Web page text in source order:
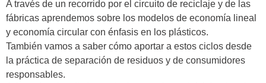
A través de un recorrido por el circuito de reciclaje y de las
fábricas aprendemos sobre los modelos de economía lineal
y economía circular con énfasis en los plásticos.
También vamos a saber cómo aportar a estos ciclos desde
la práctica de separación de residuos y de consumidores
responsables.